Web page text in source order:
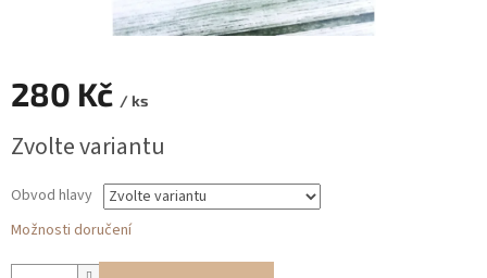
280 Kč / ks
cena:
Zvolte variantu
Obvod hlavy
Možnosti doručení